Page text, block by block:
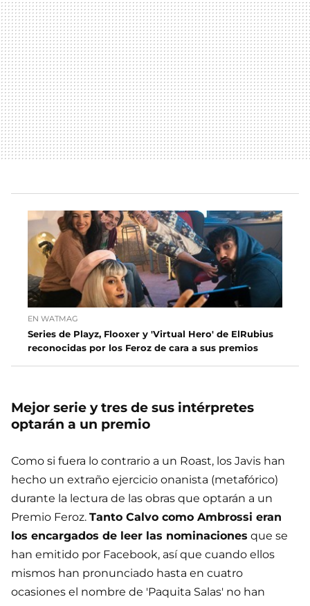
EN WATMAG
Series de Playz, Flooxer y 'Virtual Hero' de ElRubius
reconocidas por los Feroz de cara a sus premios
Mejor serie y tres de sus intérpretes
optarán a un premio
Como si fuera lo contrario a un Roast, los Javis han
hecho un extraño ejercicio onanista (metafórico)
durante la lectura de las obras que optarán a un
Premio Feroz. Tanto Calvo como Ambrossi eran
los encargados de leer las nominaciones que se
han emitido por Facebook, así que cuando ellos
mismos han pronunciado hasta en cuatro
ocasiones el nombre de 'Paquita Salas' no han